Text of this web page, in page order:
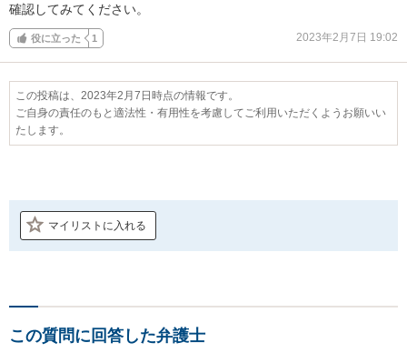
確認してみてください。
役に立った 1 2023年2月7日 19:02
この投稿は、2023年2月7日時点の情報です。
ご自身の責任のもと適法性・有用性を考慮してご利用いただくようお願いい
たします。
マイリストに入れる
この質問に回答した弁護士